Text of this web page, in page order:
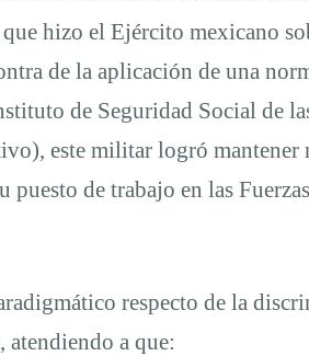
hizo el Ejército mexicano
de la aplicación de una
de Seguridad Social de
este militar logró mantener
puesto de trabajo en las
respecto de la
a que: